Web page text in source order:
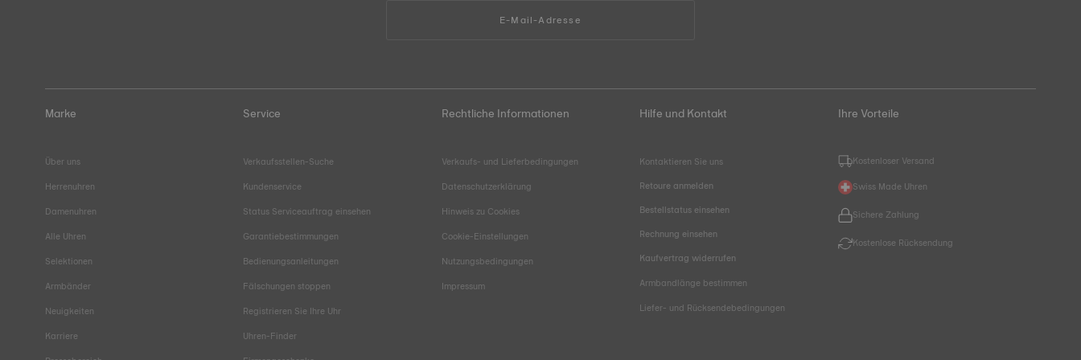
E-Mail-Adresse
Marke
Über uns
Herrenuhren
Damenuhren
Alle Uhren
Selektionen
Armbänder
Neuigkeiten
Karriere
Service
Verkaufsstellen-Suche
Kundenservice
Status Serviceauftrag einsehen
Garantiebestimmungen
Bedienungsanleitungen
Fälschungen stoppen
Registrieren Sie Ihre Uhr
Uhren-Finder
Rechtliche Informationen
Verkaufs- und Lieferbedingungen
Datenschutzerklärung
Hinweis zu Cookies
Cookie-Einstellungen
Nutzungsbedingungen
Impressum
Hilfe und Kontakt
Kontaktieren Sie uns
Retoure anmelden
Bestellstatus einsehen
Rechnung einsehen
Kaufvertrag widerrufen
Armbandlänge bestimmen
Liefer- und Rücksendebedingungen
Ihre Vorteile
Kostenloser Versand
Swiss Made Uhren
Sichere Zahlung
Kostenlose Rücksendung